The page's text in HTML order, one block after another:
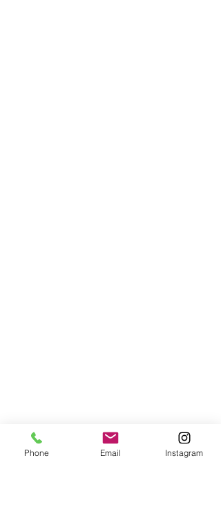
Phone Email Instagram